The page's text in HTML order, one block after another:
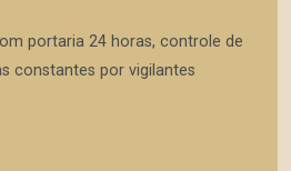
portaria 24 horas, controle de
constantes por vigilantes